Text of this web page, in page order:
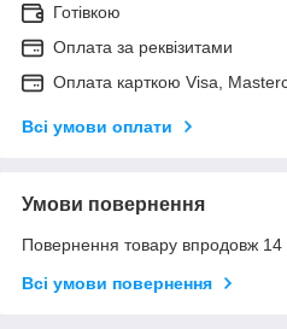
Готівкою
Оплата за реквізитами
Оплата карткою Visa,
Всі умови оплати
Умови повернення
Повернення товару впродовж 14
Всі умови повернення